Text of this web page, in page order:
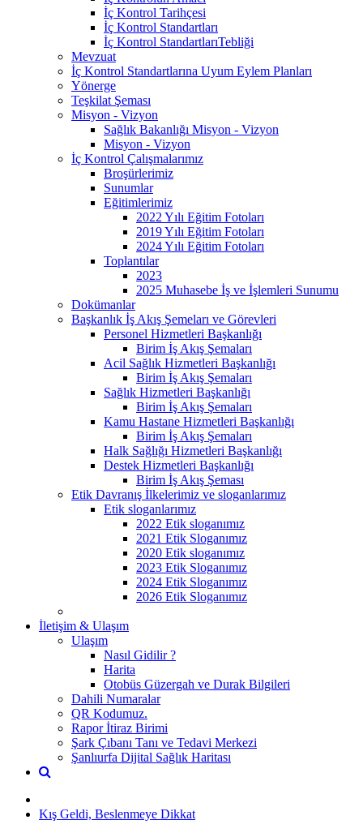
İç Kontrol Tarihçesi
İç Kontrol Standartları
İç Kontrol StandartlarıTebliği
Mevzuat
İç Kontrol Standartlarına Uyum Eylem Planları
Yönerge
Teşkilat Şeması
Misyon - Vizyon
Sağlık Bakanlığı Misyon - Vizyon
Misyon - Vizyon
İç Kontrol Çalışmalarımız
Broşürlerimiz
Sunumlar
Eğitimlerimiz
2022 Yılı Eğitim Fotoları
2019 Yılı Eğitim Fotoları
2024 Yılı Eğitim Fotoları
Toplantılar
2023
2025 Muhasebe İş ve İşlemleri Sunumu
Dokümanlar
Başkanlık İş Akış Şemeları ve Görevleri
Personel Hizmetleri Başkanlığı
Birim İş Akış Şemaları
Acil Sağlık Hizmetleri Başkanlığı
Birim İş Akış Şemaları
Sağlık Hizmetleri Başkanlığı
Birim İş Akış Şemaları
Kamu Hastane Hizmetleri Başkanlığı
Birim İş Akış Şemaları
Halk Sağlığı Hizmetleri Başkanlığı
Destek Hizmetleri Başkanlığı
Birim İş Akış Şeması
Etik Davranış İlkelerimiz ve sloganlarımız
Etik sloganlarımız
2022 Etik sloganımız
2021 Etik Sloganımız
2020 Etik sloganımız
2023 Etik Sloganımız
2024 Etik Sloganımız
2026 Etik Sloganımız
İletişim & Ulaşım
Ulaşım
Nasıl Gidilir ?
Harita
Otobüs Güzergah ve Durak Bilgileri
Dahili Numaralar
QR Kodumuz.
Rapor İtiraz Birimi
Şark Çıbanı Tanı ve Tedavi Merkezi
Şanlıurfa Dijital Sağlık Haritası
Kış Geldi, Beslenmeye Dikkat